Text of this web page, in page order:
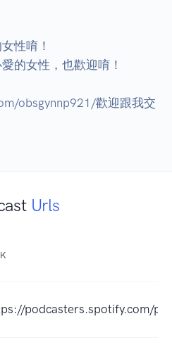
性唷！
的女性，也歡迎唷！
obsgynnp921/歡迎跟我交
Urls
podcasters.spotify.com/